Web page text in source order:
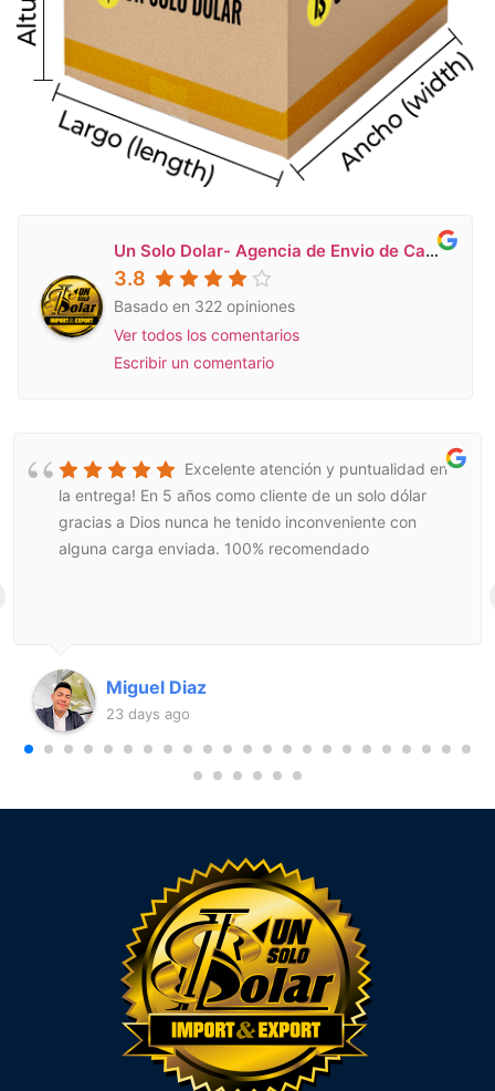
Un Solo Dolar- Agencia de Envio de Carga a Venezuela en Miami
3.8
Basado en 322 opiniones
Ver todos los comentarios
Escribir un comentario
Excelente atención y puntualidad en
la entrega! En 5 años como cliente de un solo dólar
gracias a Dios nunca he tenido inconveniente con
alguna carga enviada. 100% recomendado
Miguel Diaz
23 days ago